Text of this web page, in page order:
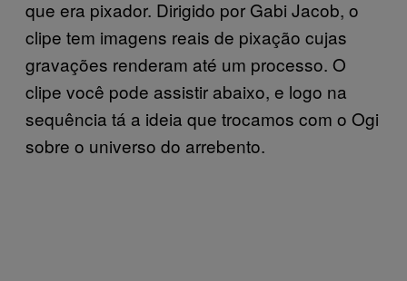
que era pixador. Dirigido por Gabi Jacob, o
clipe tem imagens reais de pixação cujas
gravações renderam até um processo. O
clipe você pode assistir abaixo, e logo na
sequência tá a ideia que trocamos com o Ogi
sobre o universo do arrebento.